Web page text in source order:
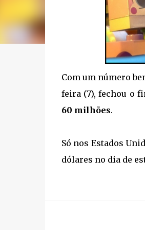
Com um número
feira (7), fechou o
60 milhões.
Só nos Estados
dólares no dia de